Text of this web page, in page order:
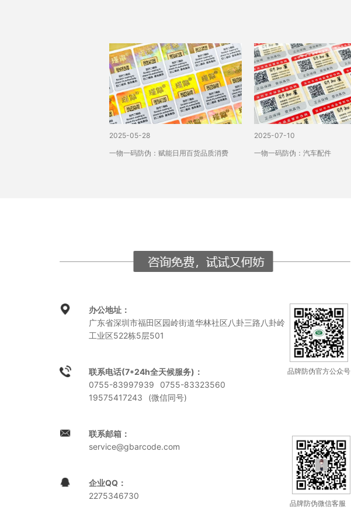
2025-05-28
一物一码防伪：赋能日用百货品质消费
2025-07-10
一物一码防伪：汽车配件
办公地址：
广东省深圳市福田区园岭街道华林社区八卦三路八卦岭
工业区522栋5层501
联系电话(7*24h全天候服务) ：
0755-83997939
0755-83323560
19575417243
(微信同号)
品牌防伪官方公众号
联系邮箱：
service@gbarcode.com
企业QQ：
2275346730
品牌防伪微信客服